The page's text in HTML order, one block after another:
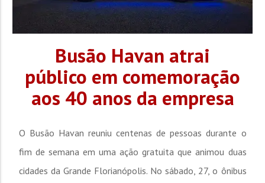
Busão Havan atrai
público em comemoração
aos 40 anos da empresa
O Busão Havan reuniu centenas de pessoas durante o
fim de semana em uma ação gratuita que animou duas
cidades da Grande Florianópolis. No sábado, 27, o ônibus